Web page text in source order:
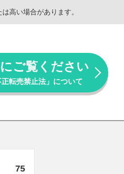
高い場合があります。
ご覧ください
正転売禁止法」について
75